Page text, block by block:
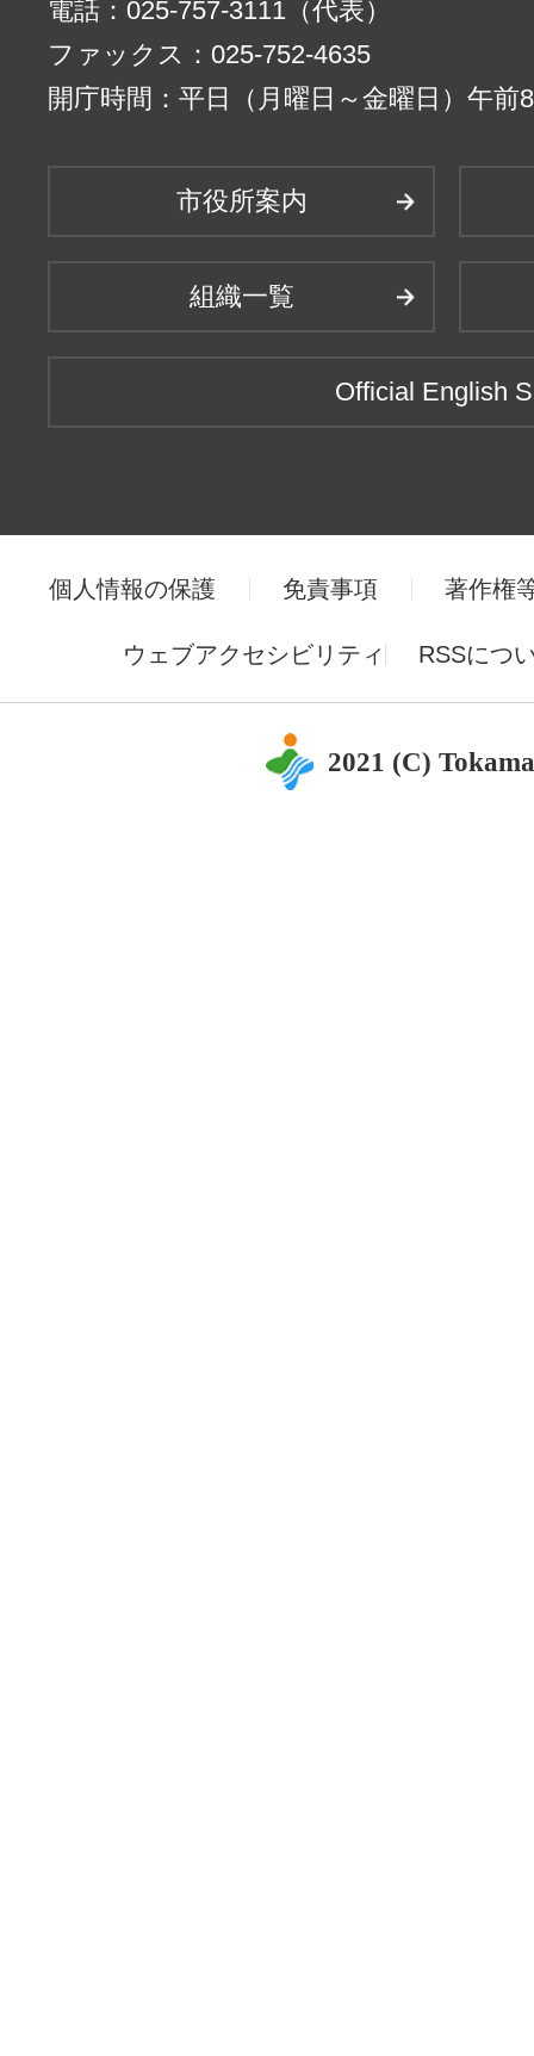
電話：025-757-3111（代表）
ファックス：025-752-4635
開庁時間：平日（月曜日～金曜日）午前
市役所案内
組織一覧
Official English
個人情報の保護 免責事項 著作権
ウェブアクセシビリティ RSSにつ
2021 (C)